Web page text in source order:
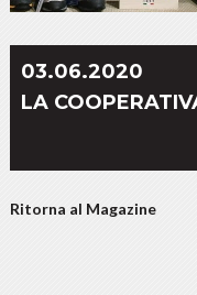
03.06.2020
LA
Ritorna al Magazine